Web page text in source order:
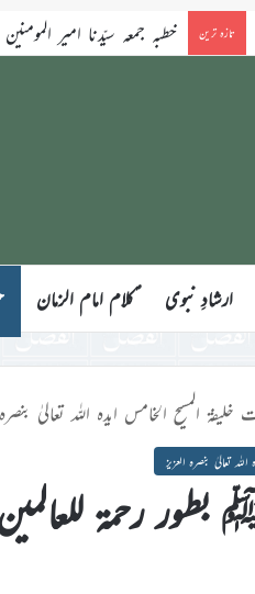
تازہ ترین خطبہ جمعہ سیّدنا امیر المومنین
ارشادِ نبوی ؑکلام امام الزمان
المسیح الخامس ایدہ اللہ تعالیٰ
تعالیٰ بنصرہ العزیز
رحمۃ